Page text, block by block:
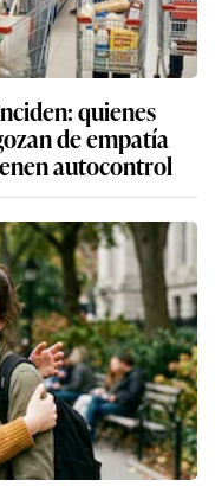
quienes
de empatía
autocontrol